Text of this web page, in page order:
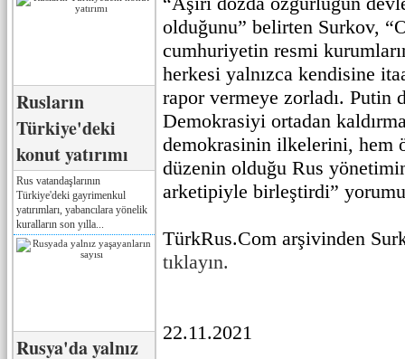
Rusların
Türkiye'deki
konut yatırımı
Rus vatandaşlarının
Türkiye'deki gayrimenkul
yatırımları, yabancılara yönelik
kuralların son yılla...
Rusya'da yalnız
olduğunu” belirten Surkov,
cumhuriyetin resmi
herkesi yalnızca kendisine
rapor vermeye zorladı. Putin
Demokrasiyi ortadan
demokrasinin ilkelerini, hem
düzenin olduğu Rus
arketipiyle birleştirdi”
TürkRus.Com arşivinden
tıklayın.
22.11.2021